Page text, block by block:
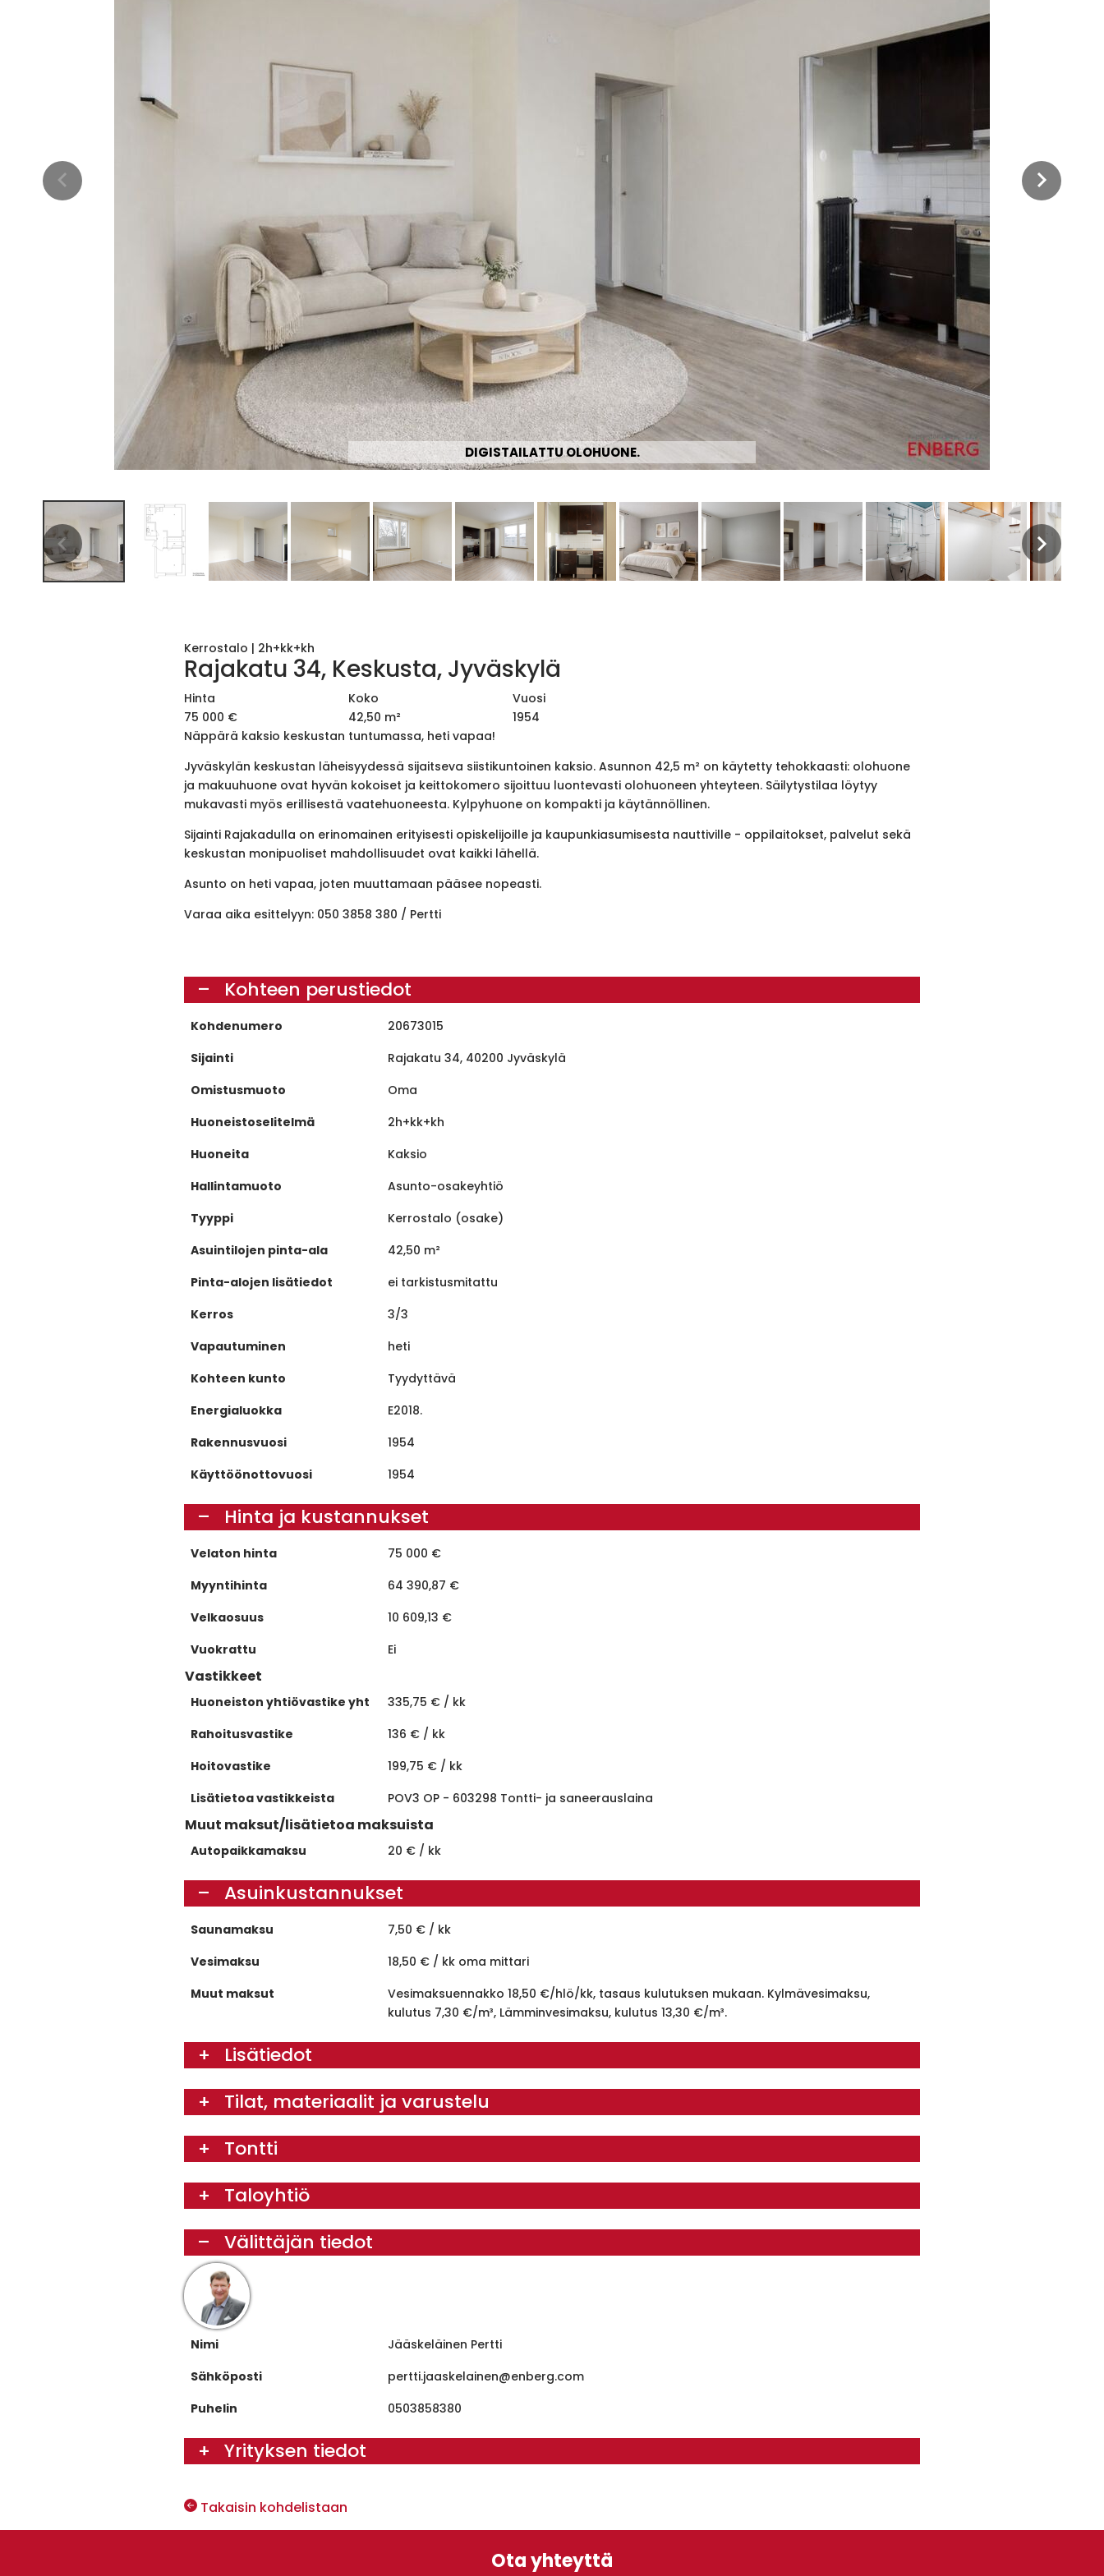
DIGISTAILATTU OLOHUONE.
Kerrostalo | 2h+kk+kh
Rajakatu 34, Keskusta, Jyväskylä
Hinta
75 000 €
Koko
42,50 m²
Vuosi
1954
Näppärä kaksio keskustan tuntumassa, heti vapaa!
Jyväskylän keskustan läheisyydessä sijaitseva siistikuntoinen kaksio. Asunnon 42,5 m² on käytetty tehokkaasti: olohuone
ja makuuhuone ovat hyvän kokoiset ja keittokomero sijoittuu luontevasti olohuoneen yhteyteen. Säilytystilaa löytyy
mukavasti myös erillisestä vaatehuoneesta. Kylpyhuone on kompakti ja käytännöllinen.
Sijainti Rajakadulla on erinomainen erityisesti opiskelijoille ja kaupunkiasumisesta nauttiville - oppilaitokset, palvelut sekä
keskustan monipuoliset mahdollisuudet ovat kaikki lähellä.
Asunto on heti vapaa, joten muuttamaan pääsee nopeasti.
Varaa aika esittelyyn: 050 3858 380 / Pertti
Kohteen perustiedot
Kohdenumero
20673015
Sijainti
Rajakatu 34, 40200 Jyväskylä
Omistusmuoto
Oma
Huoneistoselitelmä
2h+kk+kh
Huoneita
Kaksio
Hallintamuoto
Asunto-osakeyhtiö
Tyyppi
Kerrostalo (osake)
Asuintilojen pinta-ala
42,50 m²
Pinta-alojen lisätiedot
ei tarkistusmitattu
Kerros
3/3
Vapautuminen
heti
Kohteen kunto
Tyydyttävä
Energialuokka
E2018.
Rakennusvuosi
1954
Käyttöönottovuosi
1954
Hinta ja kustannukset
Velaton hinta
75 000 €
Myyntihinta
64 390,87 €
Velkaosuus
10 609,13 €
Vuokrattu
Ei
Vastikkeet
Huoneiston yhtiövastike yht
335,75 € / kk
Rahoitusvastike
136 € / kk
Hoitovastike
199,75 € / kk
Lisätietoa vastikkeista
POV3 OP - 603298 Tontti- ja saneerauslaina
Muut maksut/lisätietoa maksuista
Autopaikkamaksu 20 € / kk
Asuinkustannukset
Saunamaksu
7,50 € / kk
Vesimaksu
18,50 € / kk oma mittari
Muut maksut
Vesimaksuennakko 18,50 €/hlö/kk, tasaus kulutuksen mukaan. Kylmävesimaksu,
kulutus 7,30 €/m³, Lämminvesimaksu, kulutus 13,30 €/m³.
Lisätiedot
Tilat, materiaalit ja varustelu
Tontti
Taloyhtiö
Välittäjän tiedot
Nimi
Jääskeläinen Pertti
Sähköposti
pertti.jaaskelainen@enberg.com
Puhelin
0503858380
Yrityksen tiedot
Takaisin kohdelistaan
Ota yhteyttä